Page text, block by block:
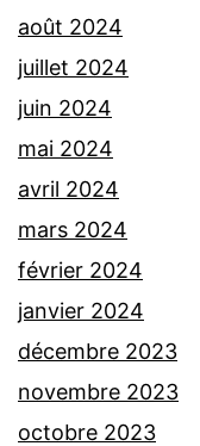
août 2024
juillet 2024
juin 2024
mai 2024
avril 2024
mars 2024
février 2024
janvier 2024
décembre 2023
novembre 2023
octobre 2023